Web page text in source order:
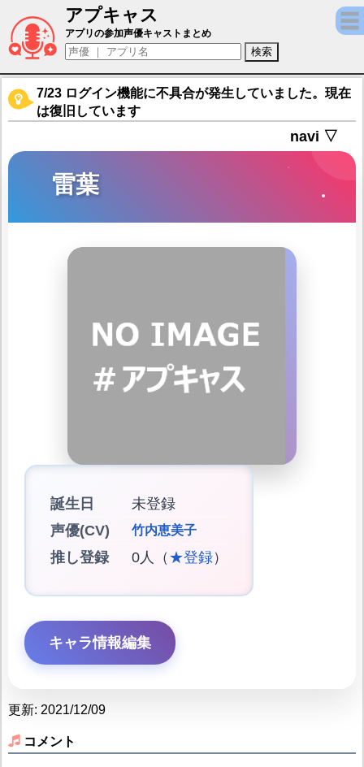
アプキャス
雷葉（声優：竹内恵美子)【逆転オセロニア
アプリの参加声優キャストまとめ
7/23 ログイン機能に不具合が発生していました。現在
は復旧しています
navi ▽
雷葉
誕生日
未登録
声優(CV)
竹内恵美子
推し登録 0人（ ★登録）
キャラ情報編集
更新: 2021/12/09
コメント